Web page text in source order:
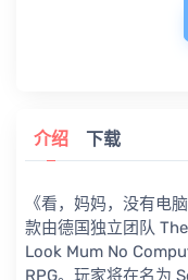
介绍 下载
《看，妈妈，没有电
款由德国独立团队
Look Mum No
RPG。玩家将在名为